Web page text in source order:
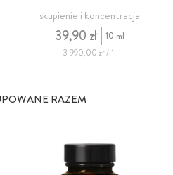
skupienie i koncentracja
39,90 zł
10 ml
3 990,00 zł / 1l
RAZEM